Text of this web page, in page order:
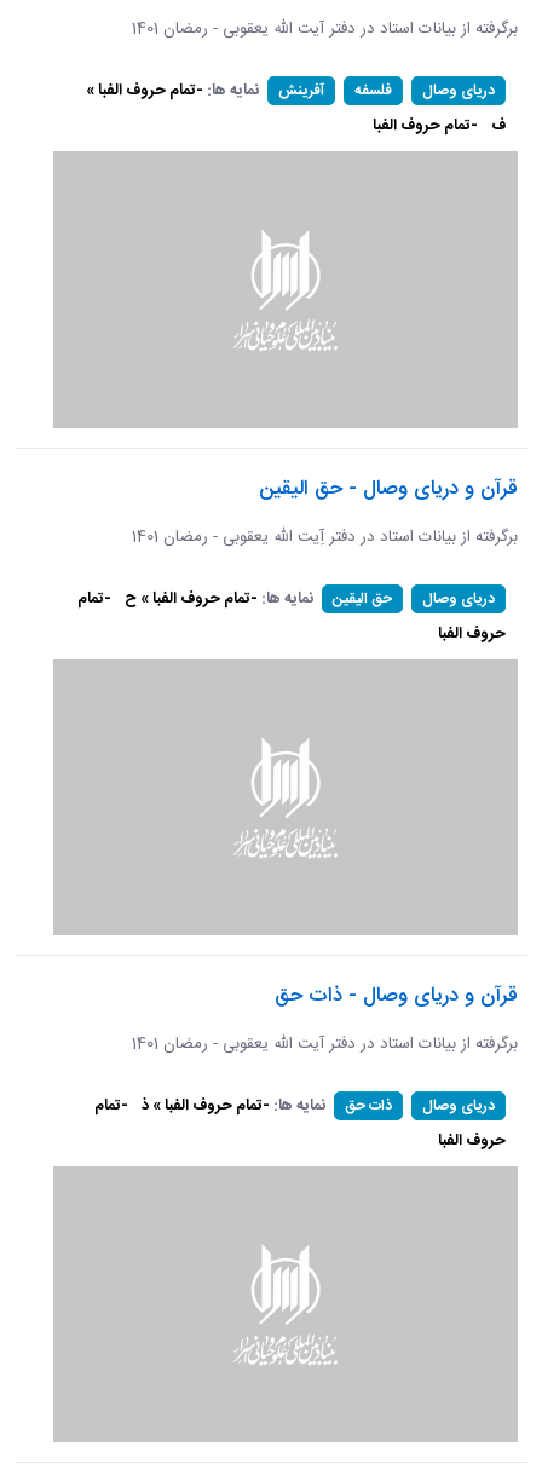
برگرفته از بیانات استاد در دفتر آیت الله یعقوبی - رمضان 1401
دریای وصال فلسفه آفرینش نمایه ها: -تمام حروف الفبا »
ف -تمام حروف الفبا
قرآن و دریای وصال - حق الیقین
برگرفته از بیانات استاد در دفتر آِیت الله یعقوبی - رمضان 1401
دریای وصال حق الیقین نمایه ها: -تمام حروف الفبا » ح -تمام
حروف الفبا
قرآن و دریای وصال - ذات حق
برگرفته از بیانات استاد در دفتر آیت الله یعقوبی - رمضان 1401
دریای وصال ذات حق نمایه ها: -تمام حروف الفبا » ذ -تمام
حروف الفبا